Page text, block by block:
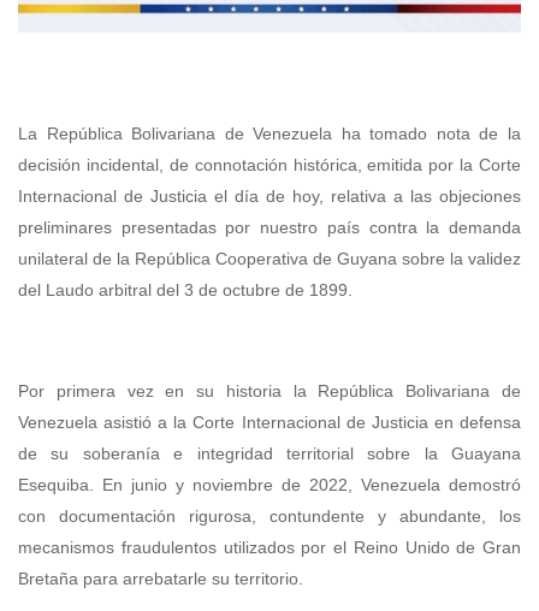
La República Bolivariana de Venezuela ha tomado nota de la
decisión incidental, de connotación histórica, emitida por la Corte
Internacional de Justicia el día de hoy, relativa a las objeciones
preliminares presentadas por nuestro país contra la demanda
unilateral de la República Cooperativa de Guyana sobre la validez
del Laudo arbitral del 3 de octubre de 1899.
Por primera vez en su historia la República Bolivariana de
Venezuela asistió a la Corte Internacional de Justicia en defensa
de su soberanía e integridad territorial sobre la Guayana
Esequiba. En junio y noviembre de 2022, Venezuela demostró
con documentación rigurosa, contundente y abundante, los
mecanismos fraudulentos utilizados por el Reino Unido de Gran
Bretaña para arrebatarle su territorio.